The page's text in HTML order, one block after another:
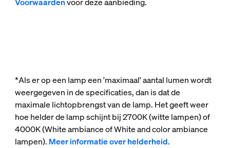
Voorwaardenvoor deze aanbieding.
*Als er op een lamp een 'maximaal' aantal lumen wordt
weergegeven in de specificaties, dan is dat de
maximale lichtopbrengst van de lamp. Het geeft weer
hoe helder de lamp schijnt bij 2700K (witte lampen) of
4000K (White ambiance of White and color ambiance
lampen). Meer informatie over helderheid.